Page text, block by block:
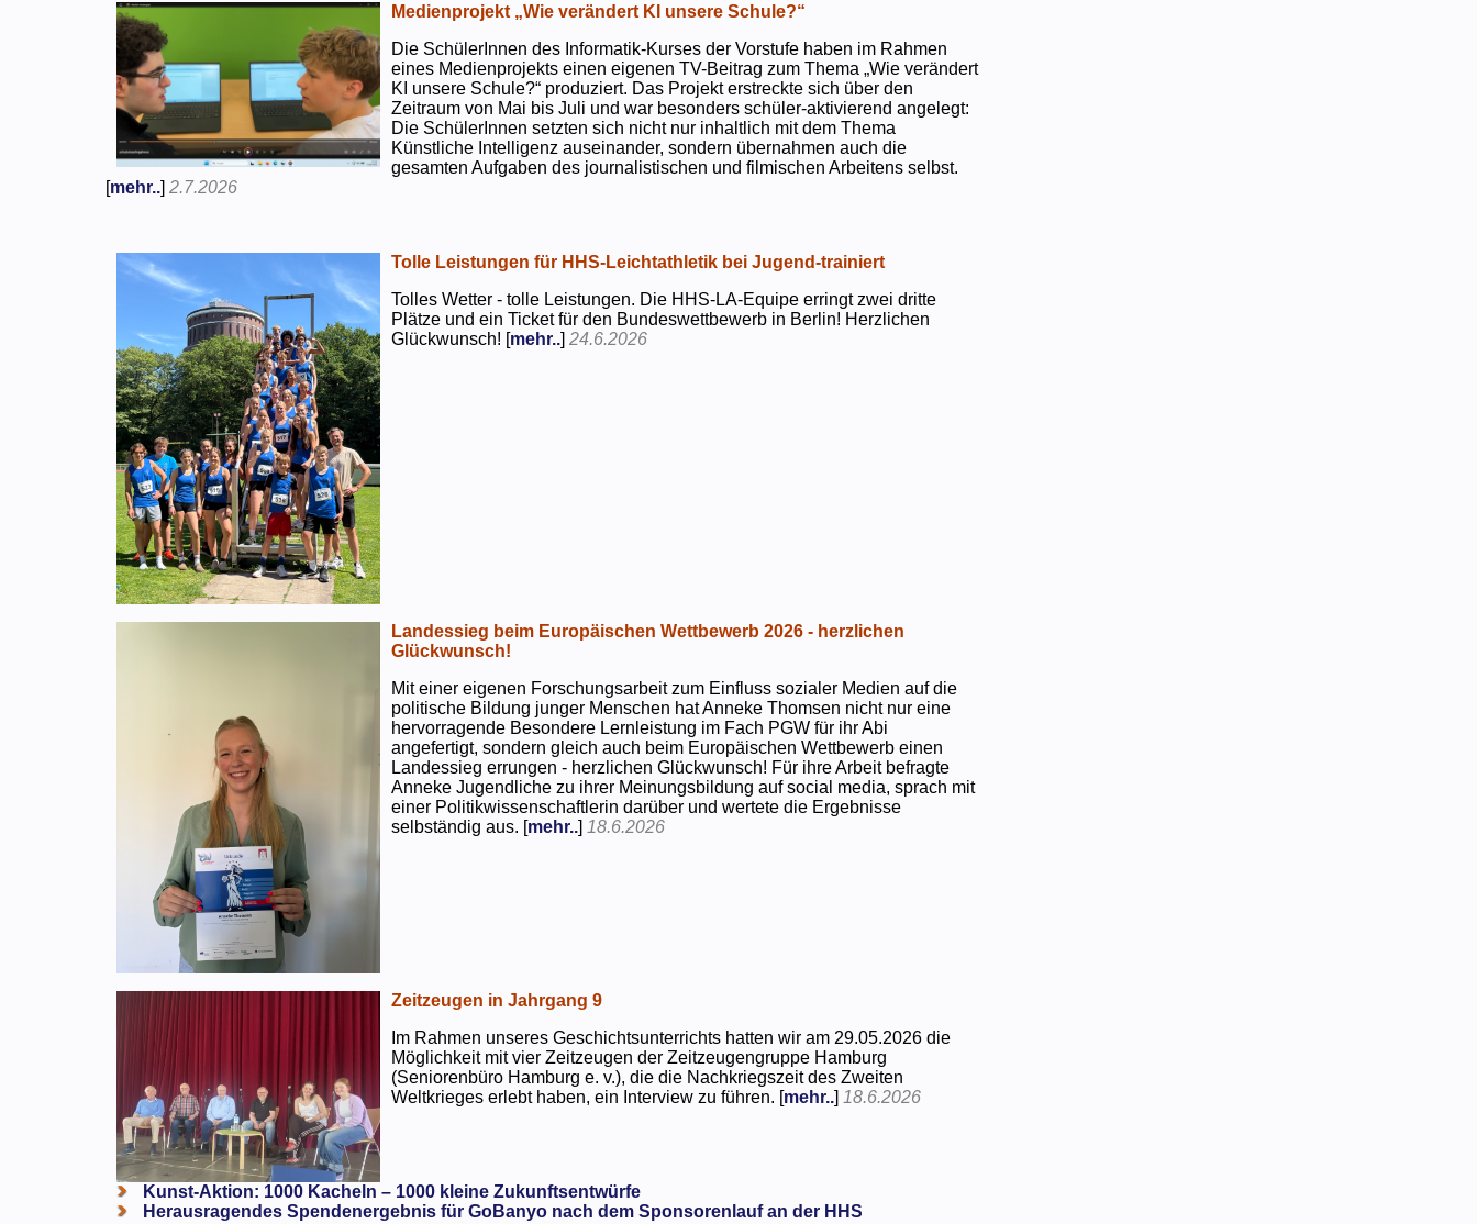
Medienprojekt „Wie verändert KI unsere Schule?“
Die SchülerInnen des Informatik-Kurses der Vorstufe haben im Rahmen
eines Medienprojekts einen eigenen TV-Beitrag zum Thema „Wie verändert
KI unsere Schule?“ produziert. Das Projekt erstreckte sich über den
Zeitraum von Mai bis Juli und war besonders schüler-aktivierend angelegt:
Die SchülerInnen setzten sich nicht nur inhaltlich mit dem Thema
Künstliche Intelligenz auseinander, sondern übernahmen auch die
gesamten Aufgaben des journalistischen und filmischen Arbeitens selbst.
[mehr..]2.7.2026
Tolle Leistungen für HHS-Leichtathletik bei Jugend-trainiert
Tolles Wetter - tolle Leistungen. Die HHS-LA-Equipe erringt zwei dritte
Plätze und ein Ticket für den Bundeswettbewerb in Berlin! Herzlichen
Glückwunsch! [mehr..]24.6.2026
Landessieg beim Europäischen Wettbewerb 2026 - herzlichen
Glückwunsch!
Mit einer eigenen Forschungsarbeit zum Einfluss sozialer Medien auf die
politische Bildung junger Menschen hat Anneke Thomsen nicht nur eine
hervorragende Besondere Lernleistung im Fach PGW für ihr Abi
angefertigt, sondern gleich auch beim Europäischen Wettbewerb einen
Landessieg errungen - herzlichen Glückwunsch! Für ihre Arbeit befragte
Anneke Jugendliche zu ihrer Meinungsbildung auf social media, sprach mit
einer Politikwissenschaftlerin darüber und wertete die Ergebnisse
selbständig aus. [mehr..] 18.6.2026
Zeitzeugen in Jahrgang 9
Im Rahmen unseres Geschichtsunterrichts hatten wir am 29.05.2026 die
Möglichkeit mit vier Zeitzeugen der Zeitzeugengruppe Hamburg
(Seniorenbüro Hamburg e. v.), die die Nachkriegszeit des Zweiten
Weltkrieges erlebt haben, ein Interview zu führen. [mehr..] 18.6.2026
Kunst-Aktion: 1000 Kacheln – 1000 kleine Zukunftsentwürfe
Herausragendes Spendenergebnis für GoBanyo nach dem Sponsorenlauf an der HHS